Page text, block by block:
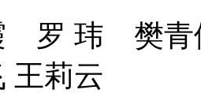
玮 樊
莉云